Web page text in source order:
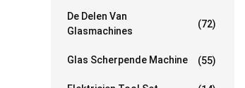
De Delen Van
Glasmachines
(72)
Glas Scherpende Machine (55)